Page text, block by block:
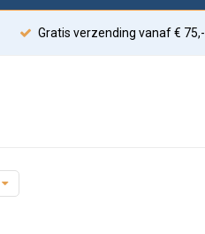
Gratis verzending vanaf € 75,-